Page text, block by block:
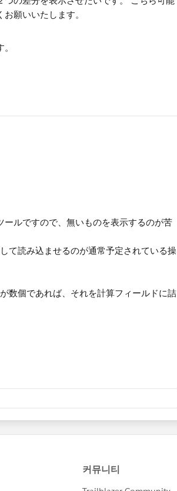
ルですので、無いものを表示するのが苦
て読み込ませるのが通常予定されている操
数個であれば、それを計算フィールドに詰
メージです。）
り、